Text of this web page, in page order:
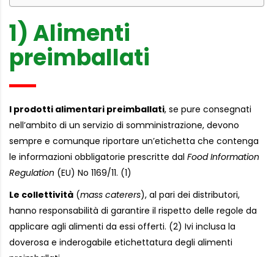
1) Alimenti
preimballati
I prodotti alimentari preimballati, se pure consegnati
nell’ambito di un servizio di somministrazione, devono
sempre e comunque riportare un’etichetta che contenga
le informazioni obbligatorie prescritte dal Food Information
Regulation (EU) No 1169/11. (1)
Le collettività (mass caterers), al pari dei distributori,
hanno responsabilità di garantire il rispetto delle regole da
applicare agli alimenti da essi offerti. (2) Ivi inclusa la
doverosa e inderogabile etichettatura degli alimenti